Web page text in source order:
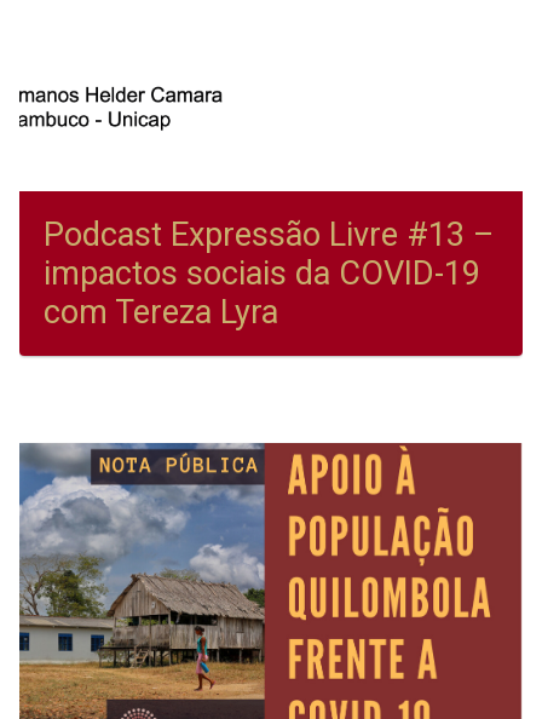
Podcast Expressão Livre #13 –
impactos sociais da COVID-19
com Tereza Lyra